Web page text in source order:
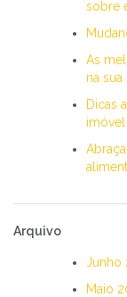
sobre
As
na sua
Dicas
imóvel
Arquivo
Junho
Maio